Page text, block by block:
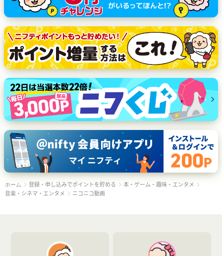
ホーム 登録・申し込みでポイントを貯める
本・ゲーム・趣味・エンタメ
音楽・シネマ・エンタメ
ニコニコ動画